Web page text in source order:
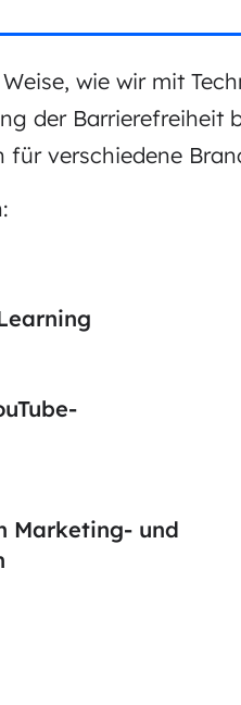
wie wir mit
der Barrierefreiheit
verschiedene
Marketing- und